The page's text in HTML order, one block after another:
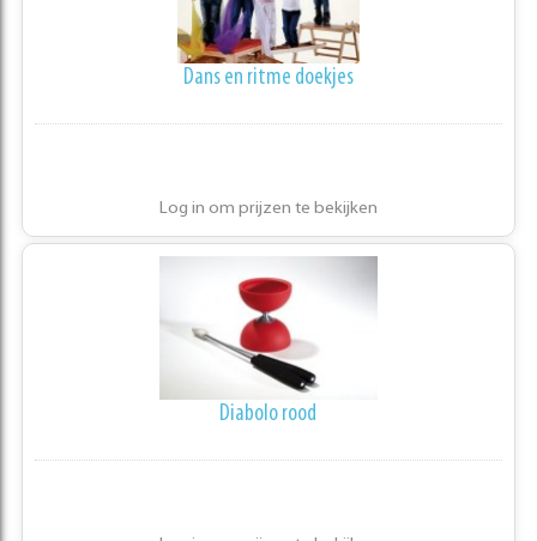
Dans en ritme doekjes
Log in om prijzen te bekijken
Diabolo rood